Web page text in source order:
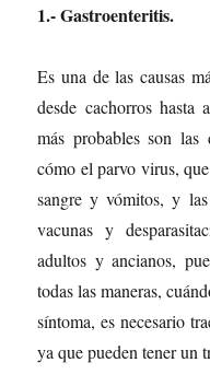
1.- Gastroenteritis.
Es una de las causas
desde cachorros hasta
más probables son las
cómo el parvo virus,
sangre y vómitos, y las
vacunas y
adultos y ancianos,
todas las maneras,
síntoma, es necesario
ya que pueden tener un